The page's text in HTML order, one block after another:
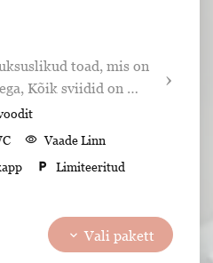
toad, mis on
Kõik sviidid on
kauni vaatega Tartu
visibility Vaade Linn
local_parking Limiteeritud
Konditsioneer
Hommikumantlid
keyboard_arrow_down Vali pakett